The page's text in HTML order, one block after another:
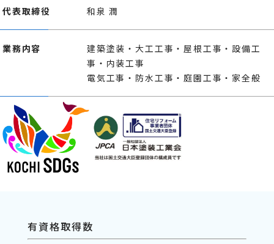
代表取締役 和泉 潤
業務内容
建築塗装・大工工事・屋根工事・設備工
事・内装工事
電気工事・防水工事・庭園工事・家全般
有資格取得数